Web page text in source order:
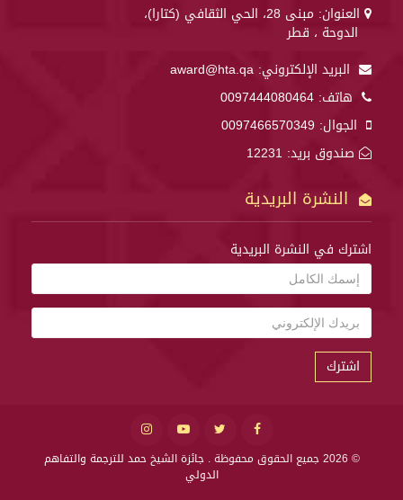
العنوان: مبنى 28، الحي الثقافي (كتارا)،
الدوحة ، قطر
البريد الإلكتروني: award@hta.qa
هاتف: 0097444080464
الجوال: 0097466570349
صندوق بريد: 12231
النشرة البريدية
اشترك في النشرة البريدية
اشترك
© 2026 جميع الحقوق محفوظة .
جائزة الشيخ حمد للترجمة والتفاهم
الدولي